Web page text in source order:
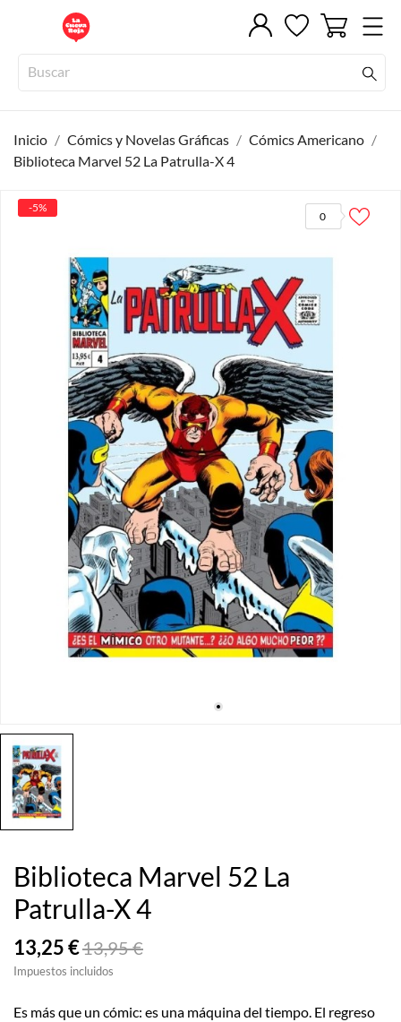
Inicio Cómics y Novelas Gráficas
Cómics Americano
Biblioteca Marvel 52 La Patrulla-X 4
0
-5%
Biblioteca Marvel 52 La
Patrulla-X 4
13,25 €13,95 €
Impuestos incluidos
Es más que un cómic: es una máquina del tiempo. El regreso